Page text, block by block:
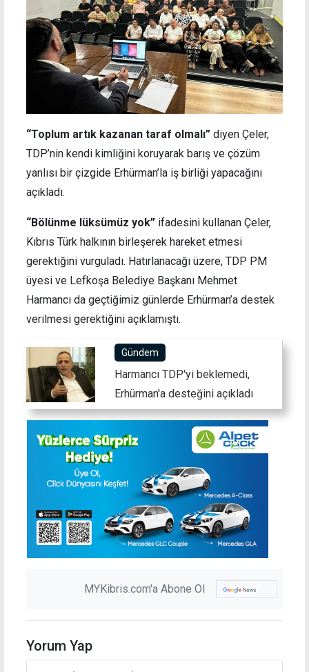
“Toplum artık kazanan taraf olmalı” diyen Çeler,
TDP’nin kendi kimliğini koruyarak barış ve çözüm
yanlısı bir çizgide Erhürman’la iş birliği yapacağını
açıkladı.
“Bölünme lüksümüz yok” ifadesini kullanan Çeler,
Kıbrıs Türk halkının birleşerek hareket etmesi
gerektiğini vurguladı. Hatırlanacağı üzere, TDP PM
üyesi ve Lefkoşa Belediye Başkanı Mehmet
Harmancı da geçtiğimiz günlerde Erhürman’a destek
verilmesi gerektiğini açıklamıştı.
Gündem
Harmancı TDP'yi beklemedi,
Erhürman'a desteğini açıkladı
MYKibris.com'a Abone Ol
Yorum Yap